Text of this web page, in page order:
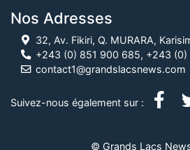
Nos Adresses
32, Av. Fikiri, Q. MURARA,
+243 (0) 851 900 685, +243
contact1@grandslacsnews.com
Suivez-nous également sur :
© Grands Lacs